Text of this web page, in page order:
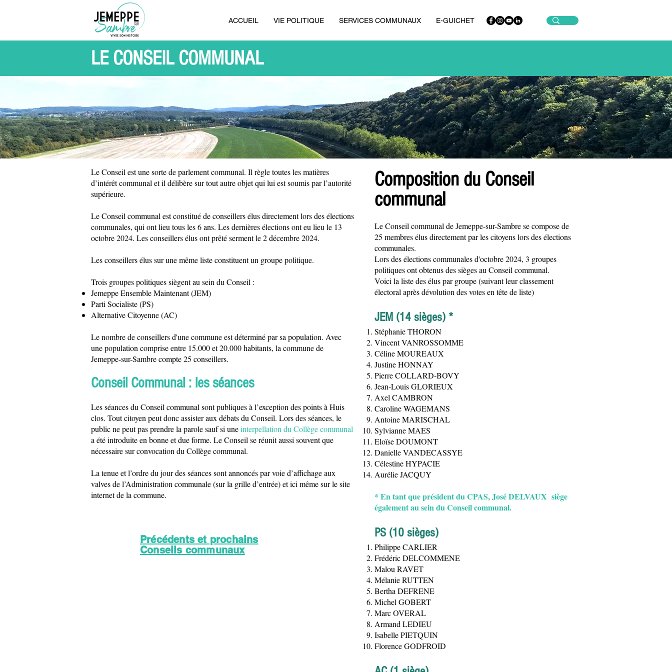
ACCUEIL VIE POLITIQUE SERVICES COMMUNAUX E-GUICHET
LE CONSEIL COMMUNAL
Le Conseil est une sorte de parlement communal. Il règle toutes les matières
d’intérêt communal et il délibère sur tout autre objet qui lui est soumis par l’autorité
supérieure.
Le Conseil communal est constitué de conseillers élus directement lors des élections
communales, qui ont lieu tous les 6 ans. Les dernières élections ont eu lieu le 13
octobre 2024. Les conseillers élus ont prêté serment le 2 décembre 2024.
Les conseillers élus sur une même liste constituent un groupe politique.
Trois groupes politiques siègent au sein du Conseil :
Jemeppe Ensemble Maintenant (JEM)
Parti Socialiste (PS)
Alternative Citoyenne (AC)
Le nombre de conseillers d'une commune est déterminé par sa population. Avec
une population comprise entre 15.000 et 20.000 habitants, la commune de
Jemeppe-sur-Sambre compte 25 conseillers.
Conseil Communal : les séances
Les séances du Conseil communal sont publiques à l’exception des points à Huis
clos. Tout citoyen peut donc assister aux débats du Conseil. Lors des séances, le
public ne peut pas prendre la parole sauf si uneinterpellation du Collège communal
a été introduite en bonne et due forme. Le Conseil se réunit aussi souvent que
nécessaire sur convocation du Collège communal.
La tenue et l’ordre du jour des séances sont annoncés par voie d’affichage aux
valves de l’Administration communale (sur la grille d’entrée) et ici même sur le site
internet de la commune.
Composition du Conseil
communal
Le Conseil communal de Jemeppe-sur-Sambre se compose de
25 membres élus directement par les citoyens lors des élections
communales.
Lors des élections communales d'octobre 2024, 3 groupes
politiques ont obtenus des sièges au Conseil communal.
Voici la liste des élus par groupe (suivant leur classement
électoral après dévolution des votes en tête de liste)
JEM (14 sièges) *
Stéphanie THORON
Vincent VANROSSOMME
Céline MOUREAUX
Justine HONNAY
Pierre COLLARD-BOVY
Jean-Louis GLORIEUX
Axel CAMBRON
Caroline WAGEMANS
Antoine MARISCHAL
Sylvianne MAES
Eloïse DOUMONT
Danielle VANDECASSYE
Célestine HYPACIE
Aurélie JACQUY
* En tant que président du CPAS, José DELVAUX siège
également au sein du Conseil communal.
PS (10 sièges)
Philippe CARLIER
Frédéric DELCOMMENE
Malou RAVET
Mélanie RUTTEN
Bertha DEFRENE
Michel GOBERT
Marc OVERAL
Armand LEDIEU
Isabelle PIETQUIN
Florence GODFROID
Précédents et prochains
Conseils communaux